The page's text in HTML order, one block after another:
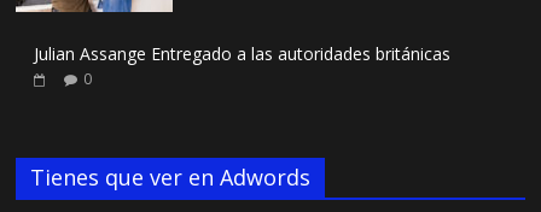
Julian Assange Entregado a las autoridades británicas
0
Tienes que ver en Adwords